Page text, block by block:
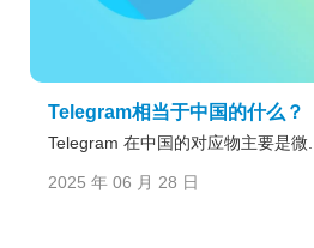
Telegram相当于中国的什么？
Telegram 在中国的对应物主要是微...
2025 年 06 月 28 日